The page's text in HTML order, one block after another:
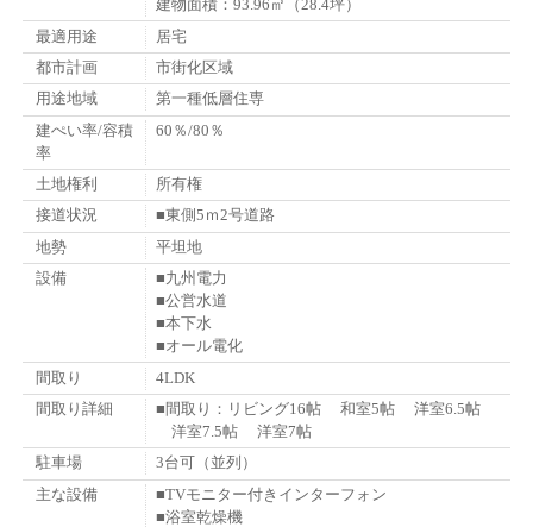
建物面積：93.96㎡（28.4坪）
最適用途
居宅
都市計画
市街化区域
用途地域
第一種低層住専
建ぺい率/容積
率
60％/80％
土地権利
所有権
接道状況
■東側5ｍ2号道路
地勢
平坦地
設備
■九州電力
■公営水道
■本下水
■オール電化
間取り
4LDK
間取り詳細
■間取り：リビング16帖 和室5帖 洋室6.5帖
洋室7.5帖 洋室7帖
駐車場
3台可（並列）
主な設備
■TVモニター付きインターフォン
■浴室乾燥機